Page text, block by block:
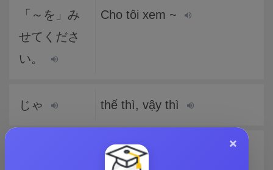
「～を」み
せてくださ
い。
Cho tôi xem ~
じゃ thế thì, vậy thì
Cho tôi [~]
×